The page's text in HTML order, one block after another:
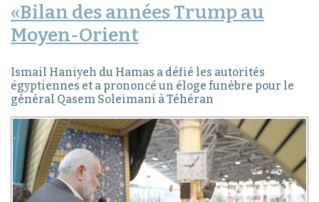
«Bilan des années Trump au
Moyen-Orient
Ismail Haniyeh du Hamas a défié les autorités
égyptiennes et a prononcé un éloge funèbre pour le
général Qasem Soleimani à Téhéran